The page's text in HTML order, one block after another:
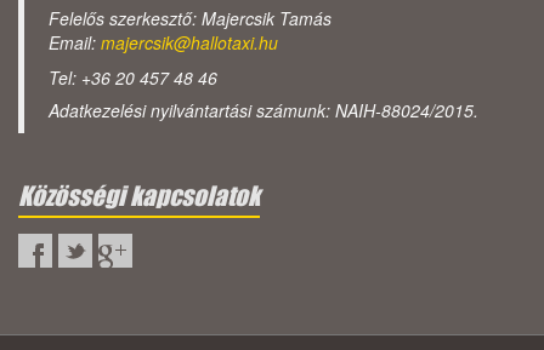
Felelős szerkesztő: Majercsik Tamás
Email: majercsik@hallotaxi.hu
Tel: +36 20 457 48 46
Adatkezelési nyilvántartási számunk: NAIH-88024/2015.
Közösségi kapcsolatok